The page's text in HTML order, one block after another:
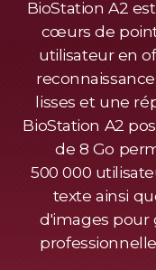
BioStation A2
cœurs de
utilisateur en
lisses et une
BioStation A2
de 8 Go
500 000
texte ainsi
d'images pour